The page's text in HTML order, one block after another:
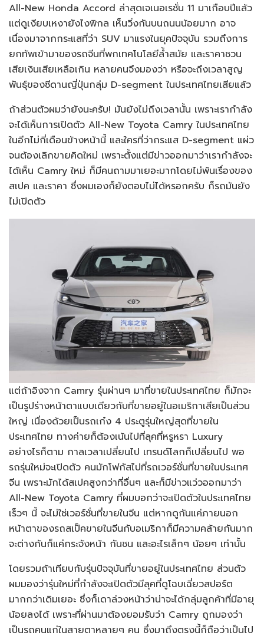
All-New Honda Accord ล่าสุดเจเนอเรชั่น 11 มาเกือบปีแล้ว
แต่ดูเงียบเหงายังไงพิกล เห็นวิ่งกันบนถนนน้อยมาก อาจ
เนื่องมาจากกระแสที่ว่า SUV มาแรงในยุคปัจจุบัน รวมถึงการ
ยกทัพเข้ามาของรถจีนที่พกเทคโนโลยีล้ำสมัย และราคาชวน
เสียเงินเสียเหลือเกิน หลายคนจึงมองว่า หรือจะถึงเวลาสูญ
พันธุ์ของซีดานญี่ปุ่นกลุ่ม D-segment ในประเทศไทยเสียแล้ว
ถ้าส่วนตัวผมว่ายังนะครับ! มันยังไม่ถึงเวลานั้น เพราะเรากำลัง
จะได้เห็นการเปิดตัว All-New Toyota Camry ในประเทศไทย
ในอีกไม่กี่เดือนข้างหน้านี้ และใครที่ว่ากระแส D-segment แผ่ว
จนต้องเลิกขายคิดใหม่ เพราะตั้งแต่มีข่าวออกมาว่าเรากำลังจะ
ได้เห็น Camry ใหม่ ก็มีคนถามมาเยอะมากโดยไม่พ้นเรื่องของ
สเปค และราคา ซึ่งผมเองก็ยังตอบไม่ได้หรอกครับ ก็รถมันยัง
ไม่เปิดตัว
แต่ถ้าอิงจาก Camry รุ่นผ่านๆ มาที่ขายในประเทศไทย ก็มักจะ
เป็นรูปร่างหน้าตาแบบเดียวกับที่ขายอยู่ในอเมริกาเสียเป็นส่วน
ใหญ่ เนื่องด้วยเป็นรถเก๋ง 4 ประตูรุ่นใหญ่สุดที่ขายใน
ประเทศไทย ทางค่ายก็ต้องเน้นไปที่ลุคที่หรูหรา Luxury
อย่างไรก็ตาม กาลเวลาเปลี่ยนไป เทรนด์โลกก็เปลี่ยนไป พอ
รถรุ่นใหม่จะเปิดตัว คนมักโฟกัสไปที่รถเวอร์ชั่นที่ขายในประเทศ
จีน เพราะมักได้สเปคสูงกว่าที่อื่นๆ และก็มีข่าวแว่วออกมาว่า
All-New Toyota Camry ที่ผมบอกว่าจะเปิดตัวในประเทศไทย
เร็วๆ นี้ จะไม่ใช่เวอร์ชั่นที่ขายในจีน แต่หากดูกันแค่ภายนอก
หน้าตาของรถสเป็คขายในจีนกับอเมริกาก็มีความคล้ายกันมาก
จะต่างกันก็แค่กระจังหน้า กันชน และอะไรเล็กๆ น้อยๆ เท่านั้น
โดยรวมถ้าเทียบกับรุ่นปัจจุบันที่ขายอยู่ในประเทศไทย ส่วนตัว
ผมมองว่ารุ่นใหม่ที่กำลังจะเปิดตัวมีลุคที่ดูโฉบเฉี่ยวสปอร์ต
มากกว่าเดิมเยอะ ซึ่งก็เดาล่วงหน้าว่าน่าจะได้กลุ่มลูกค้าที่มีอายุ
น้อยลงได้ เพราะที่ผ่านมาต้องยอมรับว่า Camry ถูกมองว่า
เป็นรถคนแก่ในสายตาหลายๆ คน ซึ่งมาถึงตรงนี้ก็ถือว่าเป็นไป